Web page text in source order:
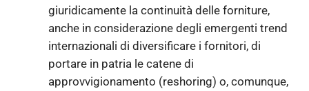
giuridicamente la continuità delle forniture,
anche in considerazione degli emergenti trend
internazionali di diversificare i fornitori, di
portare in patria le catene di
approvvigionamento (reshoring) o, comunque,